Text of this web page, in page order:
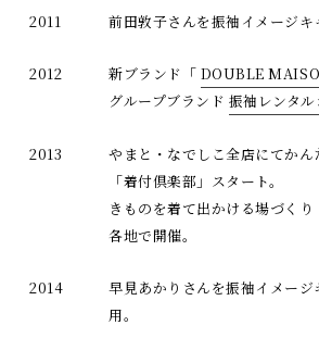
2011 前田敦子さんを振袖イメージキ
2012 新ブランド「 DOUBLE
グループブランド 振袖レンタ
2013
やまと・なでしこ全店にてかん
「着付倶楽部」スタート。
きものを着て出かける場づく
各地で開催。
2014
早見あかりさんを振袖イメージ
用。